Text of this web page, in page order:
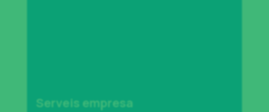
Serveis empresa